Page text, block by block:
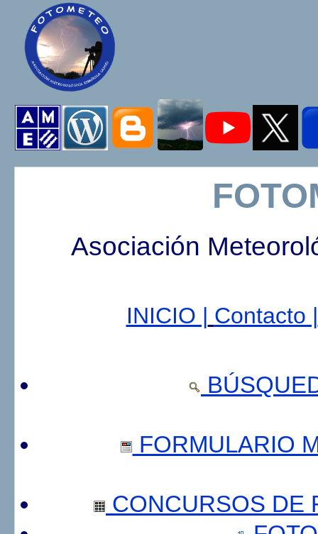
Asociación
INICIO | Contacto |
FORMULARIO
CONCURSOS DE